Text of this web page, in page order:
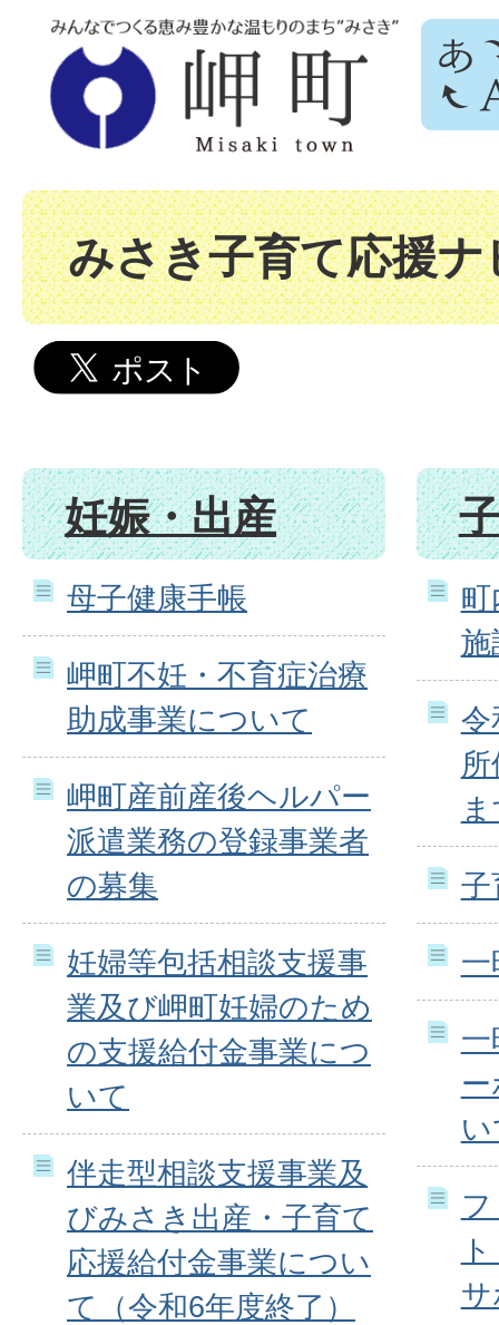
みさき子育て応援ナ
妊娠・出産
母子健康手帳
岬町不妊・不育症治療
助成事業について
岬町産前産後ヘルパー
派遣業務の登録事業者
の募集
妊婦等包括相談支援事
業及び岬町妊婦のため
の支援給付金事業につ
いて
伴走型相談支援事業及
びみさき出産・子育て
応援給付金事業につい
て（令和6年度終了）
町
施
令
子
一